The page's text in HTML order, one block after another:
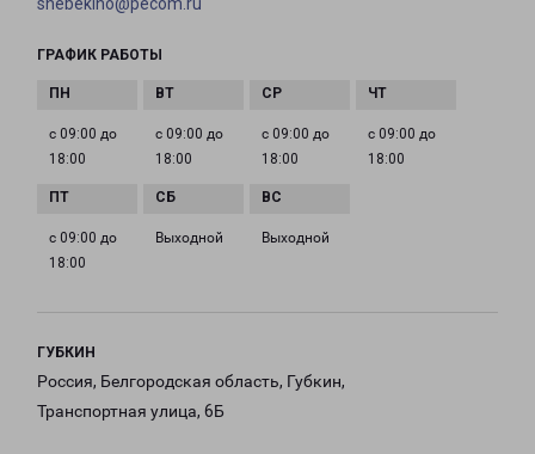
shebekino@pecom.ru
ГРАФИК РАБОТЫ
с 09:00 до
18:00
с 09:00 до
18:00
с 09:00 до
18:00
с 09:00 до
18:00
с 09:00 до
18:00
Выходной Выходной
ГУБКИН
Россия, Белгородская область, Губкин,
Транспортная улица, 6Б